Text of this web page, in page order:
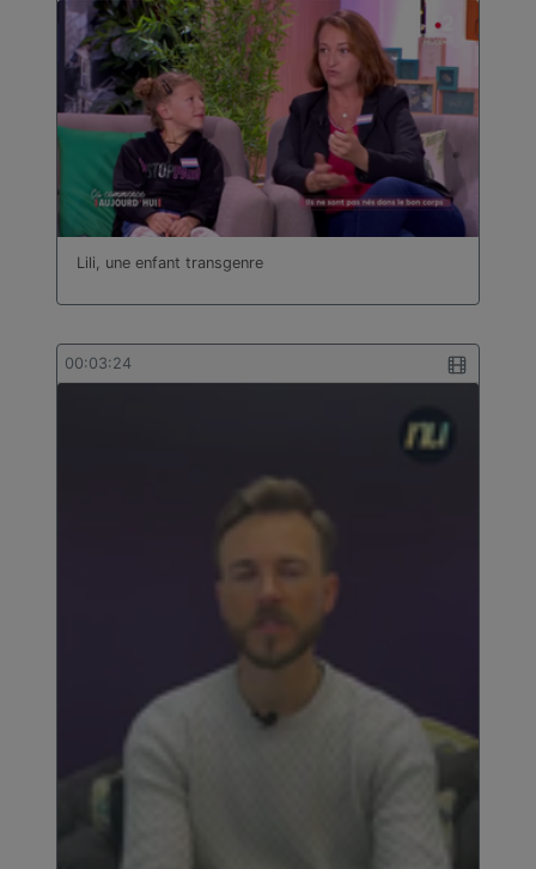
Lili, une enfant transgenre
00:03:24